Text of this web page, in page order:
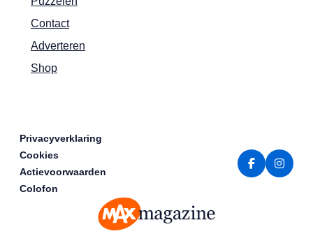
Contact
Adverteren
Shop
Privacyverklaring
Cookies
Actievoorwaarden
Colofon